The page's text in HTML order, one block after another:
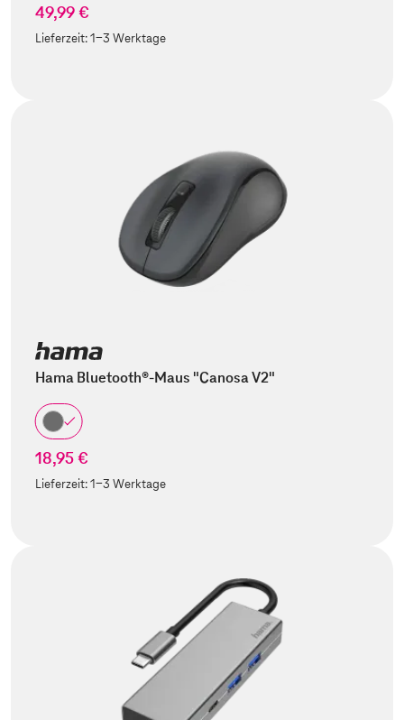
49,99 €
Lieferzeit:1-3 Werktage
Hama Bluetooth®-Maus "Canosa V2"
18,95 €
Lieferzeit:1-3 Werktage